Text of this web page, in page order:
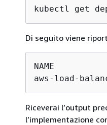
kubectl get
Di seguito viene
NAME
aws-load-
Riceverai l’output
l’implementazione